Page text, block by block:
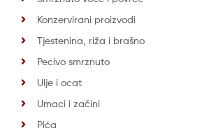
Konzervirani proizvodi
Tjestenina, riža i brašno
Pecivo smrznuto
Ulje i ocat
Umaci i začini
Pića